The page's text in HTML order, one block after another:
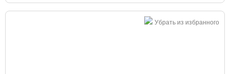
Убрать из избранного